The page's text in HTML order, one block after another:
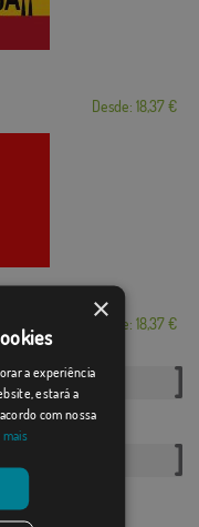
Desde: 18,37 €
Desde: 18,37 €
com as nossas
×
a experiência
estará a
com nossa